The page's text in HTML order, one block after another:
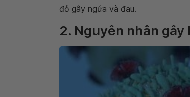
đỏ gây ngứa và đau.
2. Nguyên nhân gây